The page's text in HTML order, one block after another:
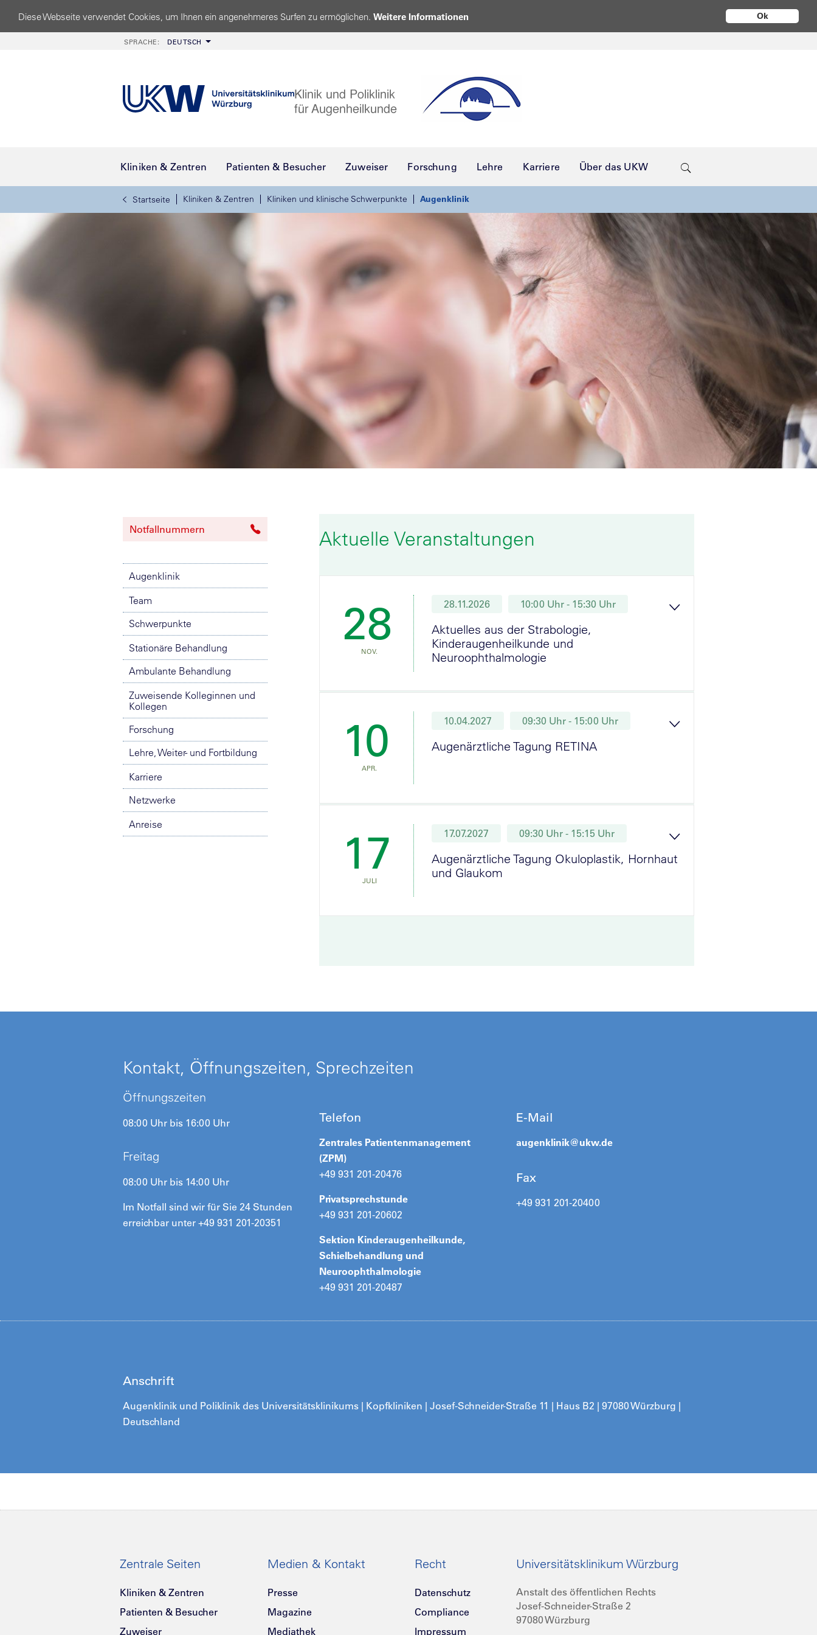
Ok
Diese Webseite verwendet Cookies, um Ihnen ein angenehmeres Surfen zu ermöglichen. Weitere Informationen
SPRACHE: DEUTSCH
Kliniken & Zentren Patienten & Besucher Zuweiser Forschung Lehre Karriere Über das UKW
Startseite Kliniken & Zentren Kliniken und klinische Schwerpunkte Augenklinik
Notfallnummern
Augenklinik
Team
Schwerpunkte
Stationäre Behandlung
Ambulante Behandlung
Zuweisende Kolleginnen und
Kollegen
Forschung
Lehre, Weiter- und Fortbildung
Karriere
Netzwerke
Anreise
Aktuelle Veranstaltungen
28
NOV.
28.11.2026 10:00 Uhr - 15:30 Uhr
Aktuelles aus der Strabologie,
Kinderaugenheilkunde und
Neuroophthalmologie
10
APR.
10.04.2027 09:30 Uhr - 15:00 Uhr
Augenärztliche Tagung RETINA
17
JULI
17.07.2027 09:30 Uhr - 15:15 Uhr
Augenärztliche Tagung Okuloplastik, Hornhaut
und Glaukom
Kontakt, Öffnungszeiten, Sprechzeiten
Öffnungszeiten
08:00 Uhr bis 16:00 Uhr
Freitag
08:00 Uhr bis 14:00 Uhr
Im Notfall sind wir für Sie 24 Stunden
erreichbar unter +49 931 201-20351
Telefon
Zentrales Patientenmanagement
(ZPM)
+49 931 201-20476
Privatsprechstunde
+49 931 201-20602
Sektion Kinderaugenheilkunde,
Schielbehandlung und
Neuroophthalmologie
+49 931 201-20487
E-Mail
augenklinik@ukw.de
Fax
+49 931 201-20400
Anschrift
Augenklinik und Poliklinik des Universitätsklinikums | Kopfkliniken | Josef-Schneider-Straße 11 | Haus B2 | 97080 Würzburg |
Deutschland
Zentrale Seiten
Kliniken & Zentren
Patienten & Besucher
Zuweiser
Medien & Kontakt
Presse
Magazine
Mediathek
Recht
Datenschutz
Compliance
Impressum
Universitätsklinikum Würzburg
Anstalt des öffentlichen Rechts
Josef-Schneider-Straße 2
97080 Würzburg